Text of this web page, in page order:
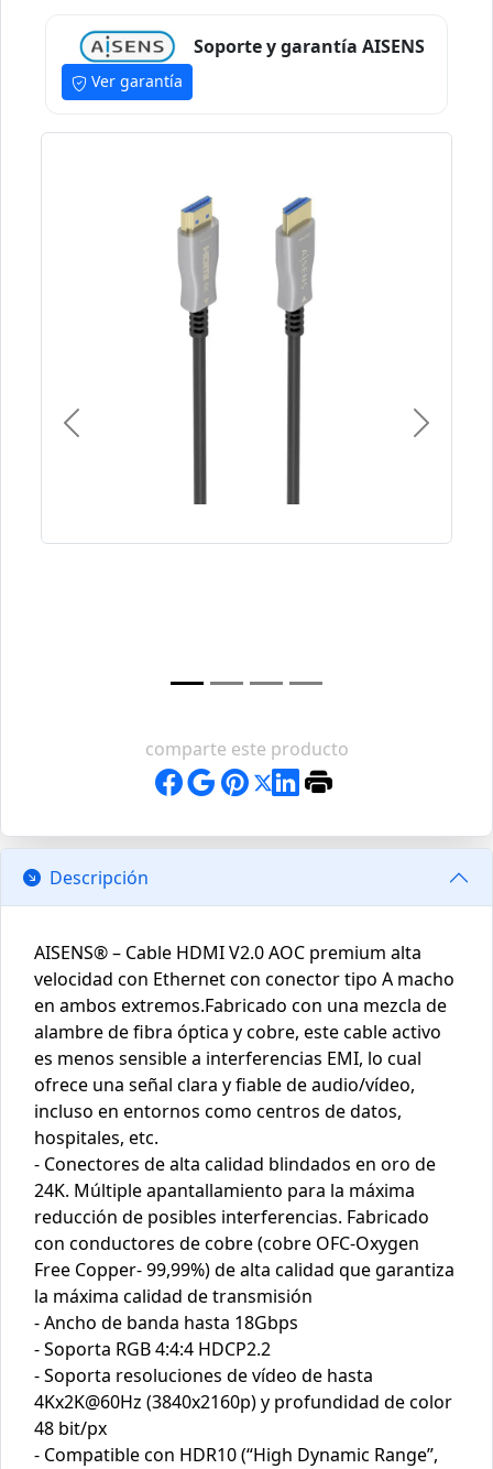
Soporte y garantía AISENS
Ver garantía
Previous Next
comparte este producto
Descripción
AISENS® – Cable HDMI V2.0 AOC premium alta
velocidad con Ethernet con conector tipo A macho
en ambos extremos.Fabricado con una mezcla de
alambre de fibra óptica y cobre, este cable activo
es menos sensible a interferencias EMI, lo cual
ofrece una señal clara y fiable de audio/vídeo,
incluso en entornos como centros de datos,
hospitales, etc.
- Conectores de alta calidad blindados en oro de
24K. Múltiple apantallamiento para la máxima
reducción de posibles interferencias. Fabricado
con conductores de cobre (cobre OFC-Oxygen
Free Copper- 99,99%) de alta calidad que garantiza
la máxima calidad de transmisión
- Ancho de banda hasta 18Gbps
- Soporta RGB 4:4:4 HDCP2.2
- Soporta resoluciones de vídeo de hasta
4Kx2K@60Hz (3840x2160p) y profundidad de color
48 bit/px
- Compatible con HDR10 (“High Dynamic Range”,